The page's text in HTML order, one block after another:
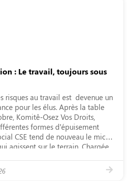
: Le travail, toujours sous
risques au travail est ­ devenue un
pour les élus. Après la table
Komitê-Osez Vos Droits,
formes d’épuisement
CSE tend de nouveau le micro
agissent sur le terrain. Chargée